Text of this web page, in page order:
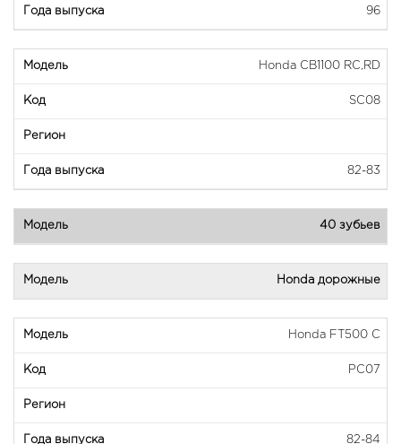
96
Honda CB1100 RC,RD
SC08
82-83
40 зубьев
Honda дорожные
Honda FT500 C
PC07
82-84